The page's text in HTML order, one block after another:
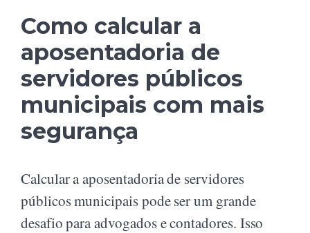
Como calcular a
aposentadoria de
servidores públicos
municipais com mais
segurança
Calcular a aposentadoria de servidores
públicos municipais pode ser um grande
desafio para advogados e contadores. Isso